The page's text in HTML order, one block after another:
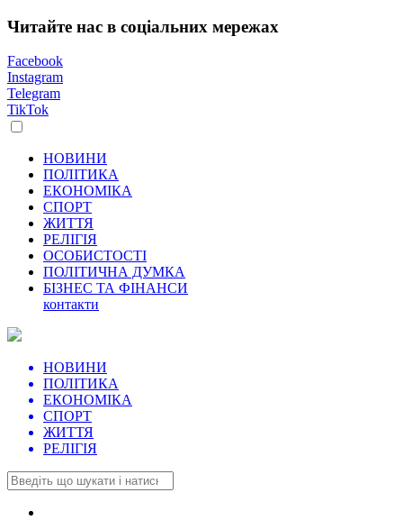
Читайте нас в соціальних мережах
Facebook
Instagram
Telegram
TikTok
НОВИНИ
ПОЛІТИКА
ЕКОНОМІКА
СПОРТ
ЖИТТЯ
РЕЛІГІЯ
ОСОБИСТОСТІ
ПОЛІТИЧНА ДУМКА
БІЗНЕС ТА ФІНАНСИ
контакти
НОВИНИ
ПОЛІТИКА
ЕКОНОМІКА
СПОРТ
ЖИТТЯ
РЕЛІГІЯ